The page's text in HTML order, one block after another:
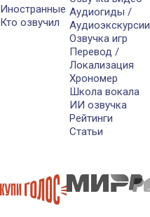
Иностранные
Кто озвучил
Аудиогиды /
Аудиоэкскурсии
Озвучка игр
Перевод /
Локализация
Хрономер
Школа вокала
ИИ озвучка
Рейтинги
Статьи